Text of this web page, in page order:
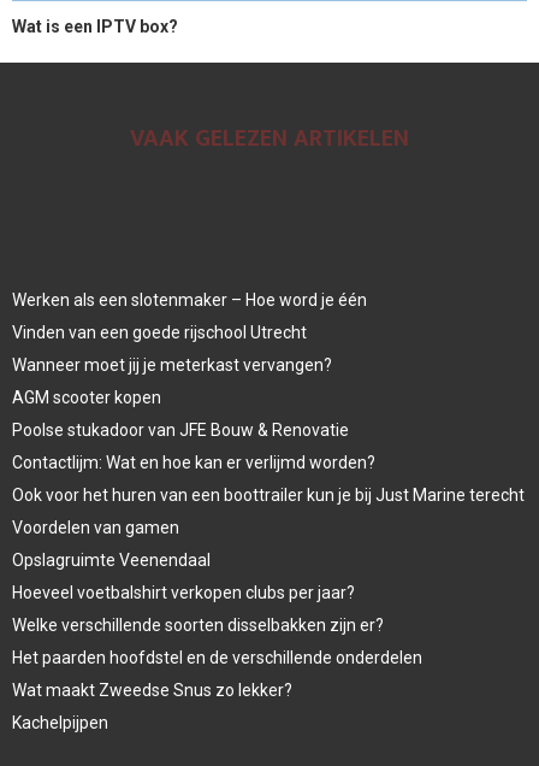
Wat is een IPTV box?
VAAK GELEZEN ARTIKELEN
Werken als een slotenmaker – Hoe word je één
Vinden van een goede rijschool Utrecht
Wanneer moet jij je meterkast vervangen?
AGM scooter kopen
Poolse stukadoor van JFE Bouw & Renovatie
Contactlijm: Wat en hoe kan er verlijmd worden?
Ook voor het huren van een boottrailer kun je bij Just Marine terecht
Voordelen van gamen
Opslagruimte Veenendaal
Hoeveel voetbalshirt verkopen clubs per jaar?
Welke verschillende soorten disselbakken zijn er?
Het paarden hoofdstel en de verschillende onderdelen
Wat maakt Zweedse Snus zo lekker?
Kachelpijpen